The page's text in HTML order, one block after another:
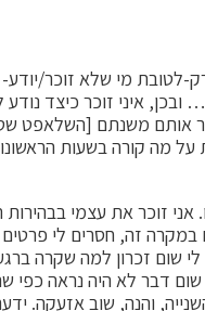
לטובת מי שלא זוכר/
ובכן, איני זוכר
אותם משנתם
מה קורה בשעות
אני זוכר את עצמי
חסרים לי פרטים
שום זכרון למה שקרה